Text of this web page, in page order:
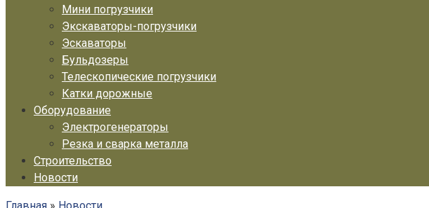
Мини погрузчики
Экскаваторы-погрузчики
Эскаваторы
Бульдозеры
Телескопические погрузчики
Катки дорожные
Оборудование
Электрогенераторы
Резка и сварка металла
Строительство
Новости